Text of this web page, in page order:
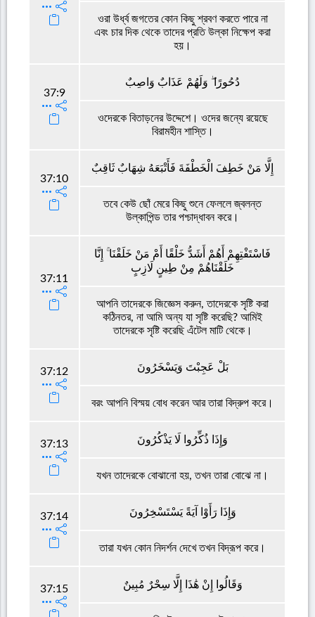
ওরা উর্ধ্ব জগতের কোন কিছু শ্রবণ করতে পারে না
এবং চার দিক থেকে তাদের প্রতি উল্কা নিক্ষেপ করা
হয়।
37:9
دُحُورًا ۖ وَلَهُمْ عَذَابٌ وَاصِبٌ
ওদেরকে বিতাড়নের উদ্দেশে। ওদের জন্যে রয়েছে
বিরামহীন শাস্তি।
37:10
إِلَّا مَنْ خَطِفَ الْخَطْفَةَ فَأَتْبَعَهُ شِهَابٌ ثَاقِبٌ
তবে কেউ ছোঁ মেরে কিছু শুনে ফেললে জ্বলন্ত
উল্কাপিন্ড তার পশ্চাদ্ধাবন করে।
37:11
فَاسْتَفْتِهِمْ أَهُمْ أَشَدُّ خَلْقًا أَمْ مَنْ خَلَقْنَا ۚ إِنَّا
خَلَقْنَاهُمْ مِنْ طِينٍ لَازِبٍ
আপনি তাদেরকে জিজ্ঞেস করুন, তাদেরকে সৃষ্টি করা
কঠিনতর, না আমি অন্য যা সৃষ্টি করেছি? আমিই
তাদেরকে সৃষ্টি করেছি এঁটেল মাটি থেকে।
37:12 بَلْ عَجِبْتَ وَيَسْخَرُونَ
বরং আপনি বিস্ময় বোধ করেন আর তারা বিদ্রুপ করে।
37:13 وَإِذَا ذُكِّرُوا لَا يَذْكُرُونَ
যখন তাদেরকে বোঝানো হয়, তখন তারা বোঝে না।
37:14 وَإِذَا رَأَوْا آيَةً يَسْتَسْخِرُونَ
তারা যখন কোন নিদর্শন দেখে তখন বিদ্রূপ করে।
37:15 وَقَالُوا إِنْ هَٰذَا إِلَّا سِحْرٌ مُبِينٌ